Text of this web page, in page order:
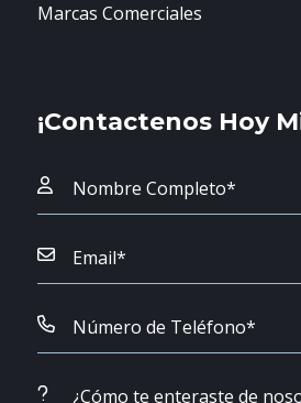
Marcas Comerciales
¡Contactenos Hoy